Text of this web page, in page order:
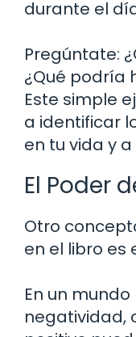
durante el
Pregúntate:
¿Qué podría
Este simple
a identificar
en tu vida y
El Poder
Otro
en el libro es
En un
negatividad,